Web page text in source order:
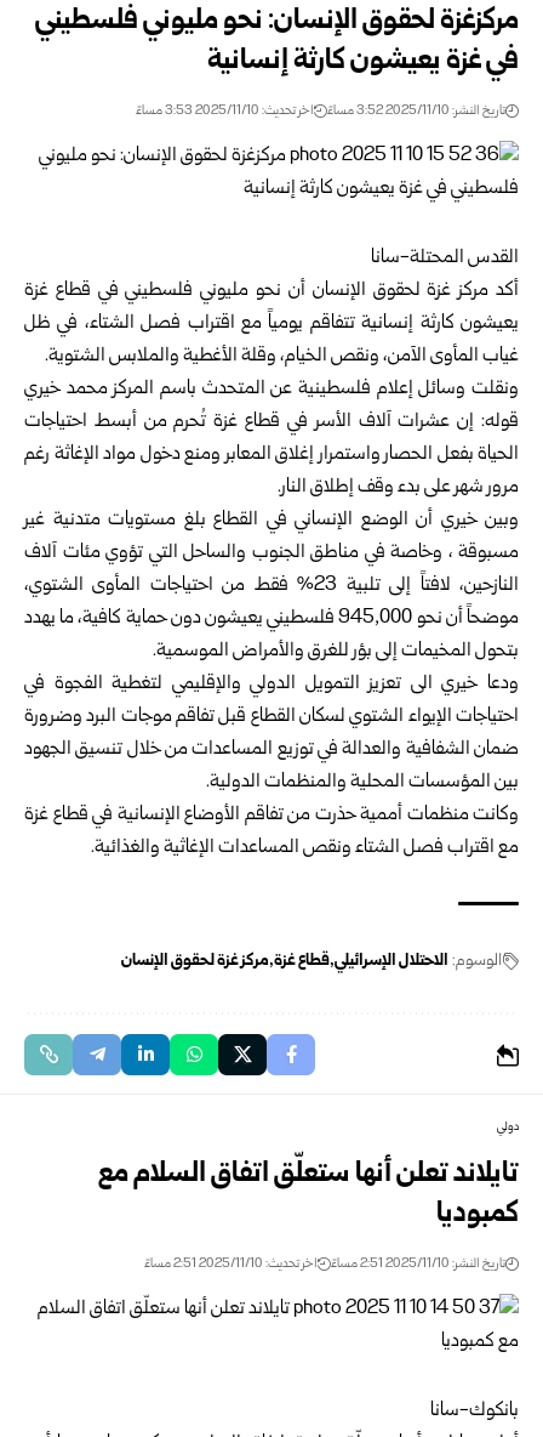
مركزغزة لحقوق الإنسان: نحو مليوني فلسطيني
في غزة يعيشون كارثة إنسانية
تاريخ النشر: 2025/11/10 3:52 مساءً اخر تحديث: 2025/11/10 3:53 مساءً
القدس المحتلة-سانا
أكد مركز غزة لحقوق الإنسان أن نحو مليوني فلسطيني في قطاع غزة
يعيشون كارثة إنسانية تتفاقم يومياً مع اقتراب فصل الشتاء، في ظل
غياب المأوى الآمن، ونقص الخيام، وقلة الأغطية والملابس الشتوية.
ونقلت وسائل إعلام فلسطينية عن المتحدث باسم المركز محمد خيري
قوله: إن عشرات آلاف الأسر في قطاع غزة تُحرم من أبسط احتياجات
الحياة بفعل الحصار واستمرار إغلاق المعابر ومنع دخول مواد الإغاثة رغم
مرور شهر على بدء وقف إطلاق النار.
وبين خيري أن الوضع الإنساني في القطاع بلغ مستويات متدنية غير
مسبوقة ، وخاصة في مناطق الجنوب والساحل التي تؤوي مئات آلاف
النازحين، لافتاً إلى تلبية 23% فقط من احتياجات المأوى الشتوي،
موضحاً أن نحو 945,000 فلسطيني يعيشون دون حماية كافية، ما يهدد
بتحول المخيمات إلى بؤر للغرق والأمراض الموسمية.
ودعا خيري الى تعزيز التمويل الدولي والإقليمي لتغطية الفجوة في
احتياجات الإيواء الشتوي لسكان القطاع قبل تفاقم موجات البرد وضرورة
ضمان الشفافية والعدالة في توزيع المساعدات من خلال تنسيق الجهود
بين المؤسسات المحلية والمنظمات الدولية.
وكانت منظمات أممية حذرت من تفاقم الأوضاع الإنسانية في قطاع غزة
مع اقتراب فصل الشتاء ونقص المساعدات الإغاثية والغذائية.
الوسوم: الاحتلال الإسرائيلي قطاع غزة مركز غزة لحقوق الإنسان
دولي
تايلاند تعلن أنها ستعلّق اتفاق السلام مع
كمبوديا
تاريخ النشر: 2025/11/10 2:51 مساءً اخر تحديث: 2025/11/10 2:51 مساءً
بانكوك-سانا